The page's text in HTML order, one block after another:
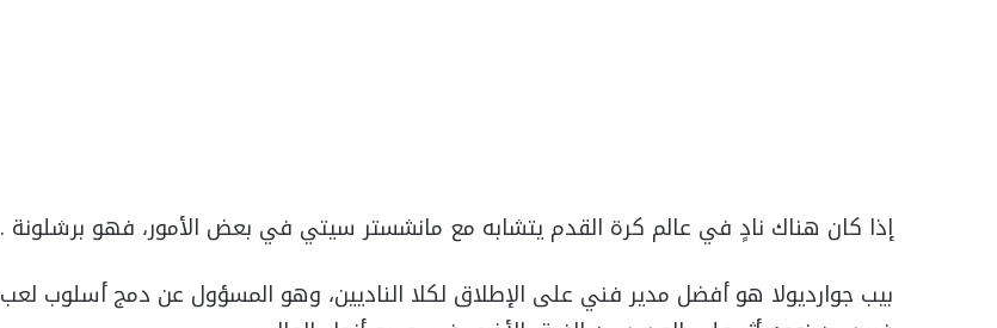
إذا كان هناك نادٍ في عالم كرة القدم يتشابه مع مانشستر سيتي في بعض الأمور، فهو برشلونة .
بيب جوارديولا هو أفضل مدير فني على الإطلاق لكلا الناديين، وهو المسؤول عن دمج أسلوب لعب